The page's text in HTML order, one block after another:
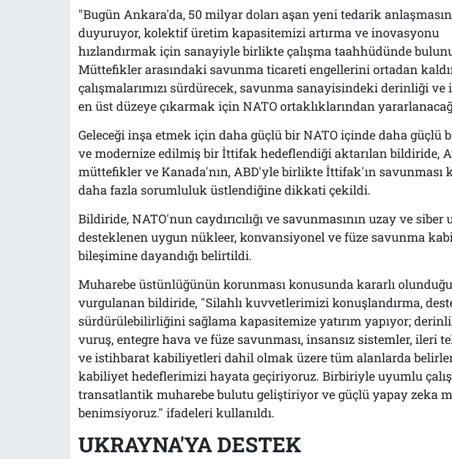
"Bugün Ankara'da, 50 milyar doları aşan yeni tedarik
duyuruyor, kolektif üretim kapasitemizi artırma ve inovasyonu
hızlandırmak için sanayiyle birlikte çalışma taahhüdünde
Müttefikler arasındaki savunma ticareti engellerini ortadan
çalışmalarımızı sürdürecek, savunma sanayisindeki derinliği
en üst düzeye çıkarmak için NATO ortaklıklarından
Geleceği inşa etmek için daha güçlü bir NATO içinde daha güçlü
ve modernize edilmiş bir İttifak hedeflendiği aktarılan bildiride,
müttefikler ve Kanada'nın, ABD'yle birlikte İttifak'ın savunması
daha fazla sorumluluk üstlendiğine dikkati çekildi.
Bildiride, NATO'nun caydırıcılığı ve savunmasının uzay ve
desteklenen uygun nükleer, konvansiyonel ve füze savunma
bileşimine dayandığı belirtildi.
Muharebe üstünlüğünün korunması konusunda kararlı olunduğu
vurgulanan bildiride, "Silahlı kuvvetlerimizi konuşlandırma,
sürdürülebilirliğini sağlama kapasitemize yatırım yapıyor;
vuruş, entegre hava ve füze savunması, insansız sistemler, ileri
ve istihbarat kabiliyetleri dahil olmak üzere tüm alanlarda
kabiliyet hedeflerimizi hayata geçiriyoruz. Birbiriyle uyumlu
transatlantik muharebe bulutu geliştiriyor ve güçlü yapay zeka
benimsiyoruz." ifadeleri kullanıldı.
UKRAYNA'YA DESTEK